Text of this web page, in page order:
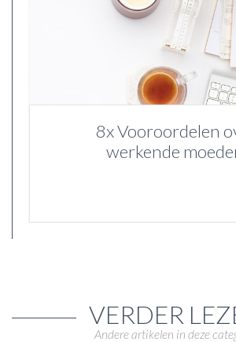
8x Vooroordelen
werkende
VERDER
Andere artikelen in deze